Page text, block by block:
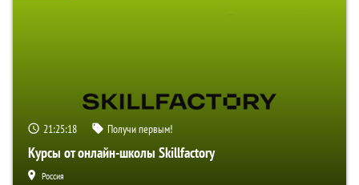
21:25:17 Получи первым!
Курсы от онлайн-школы Skillfactory
Россия